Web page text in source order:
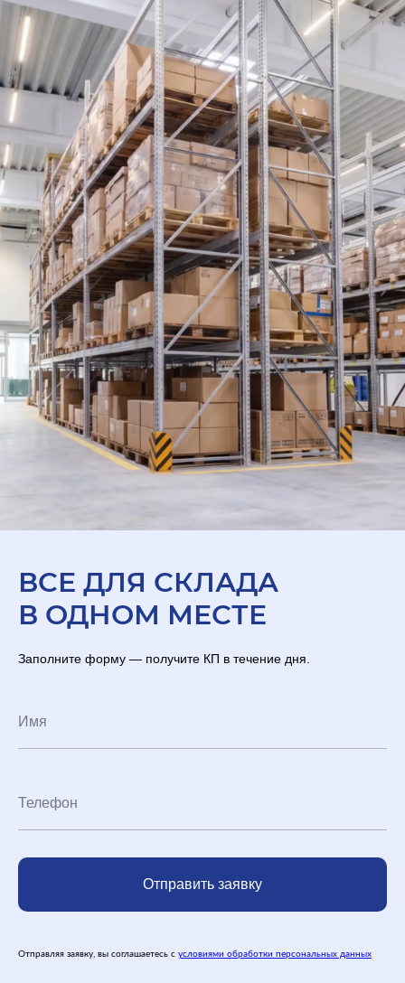
ВСЕ ДЛЯ СКЛАДА
В ОДНОМ МЕСТЕ
Заполните форму — получите КП в течение дня.
Отправить заявку
Отправляя заявку, вы соглашаетесь с условиями обработки персональных данных